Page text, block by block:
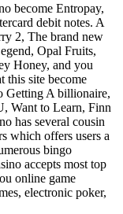
become Entropay,
debit notes. A
2, The brand new
Opal Fruits,
Honey, and you
this site become
Getting A billionaire,
Want to Learn, Finn
has several cousin
which offers users a
bingo
accepts most top
online game
electronic poker,